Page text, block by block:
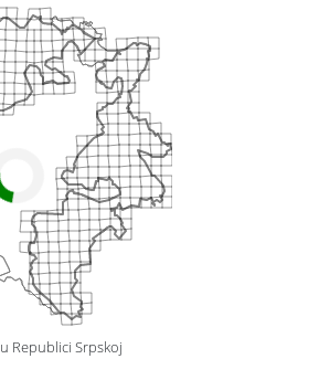
u Republici Srpskoj